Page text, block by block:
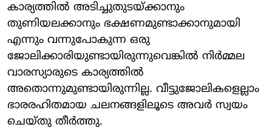
കാര്യത്തില്‍ അടിച്ചുതുടയ്ക്കാനും
തുണിയലക്കാനും ഭക്ഷണമുണ്ടാക്കാനുമായി
എന്നും വന്നുപോകുന്ന ഒരു
ജോലിക്കാരിയുണ്ടായിരുന്നുവെങ്കില്‍ നിര്‍മ്മല
വാരസ്യാരുടെ കാര്യത്തില്‍
അതൊന്നുമുണ്ടായിരുന്നില്ല. വീട്ടുജോലികളെല്ലാം
ഭാരരഹിതമായ ചലനങ്ങളിലൂടെ അവര്‍ സ്വയം
ചെയ്തു തീര്‍ത്തു.